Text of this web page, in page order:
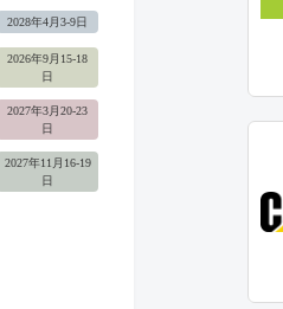
2028年4月3-9日
2026年9月15-18
日
2027年3月20-23
日
2027年11月16-19
日